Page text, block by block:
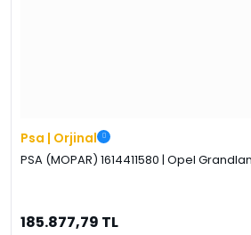
Psa | Orjinal
PSA (MOPAR) 1614411580 | Opel
185.877,79 TL